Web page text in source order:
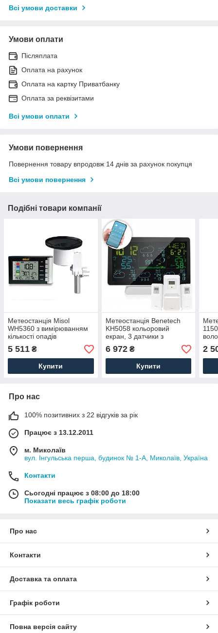
Всі умови доставки
Умови оплати
Післяплата
Оплата на рахунок
Оплата на картку Приватбанку
Оплата за реквізитами
Всі умови оплати
Умови повернення
Повернення товару впродовж 14 днів за рахунок покупця
Всі умови повернення
Подібні товари компанії
Метеостанція Misol
WH5360 з вимірюванням
кількості опадів
5 511 ₴
Купити
Метеостанція Benetech
KH5058 кольоровий
екран, 3 датчики з
дисплеями, WiFi, Tuya
6 972₴
Купити
2
Про нас
100% позитивних з 22 відгуків за рік
Працює з 13.12.2011
м. Миколаїв
вул. Інгульська перша, будинок № 1-А, Миколаїв, Україна
Контакти
Сьогодні працює з 08:00 до 18:00
Показати весь графік роботи
Про нас
Контакти
Доставка та оплата
Графік роботи
Повна версія сайту